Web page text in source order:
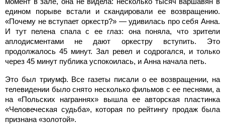
едином порыве встали и скандировали ее возвращению.
«Почему не вступает оркестр?» — удивилась про себя Анна.
И тут пелена спала с ее глаз: она поняла, что зрители
аплодисментами не дают оркестру вступить. Это
продолжалось 45 минут. Зал ревел и содрогался, и только
через 45 минут публика успокоилась, и Анна начала петь.
Это был триумф. Все газеты писали о ее возвращении, на
телевидении было снято несколько фильмов с ее песнями, а
на «Польских награннях» вышла ее авторская пластинка
«Человеческая судьба», которая по рейтингу продаж была
признана «золотой».